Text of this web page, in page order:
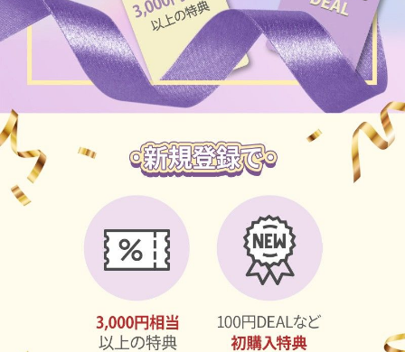
ヘーゼル
グリーン
ピンク
乱視用
ケア用品
EYEしてる